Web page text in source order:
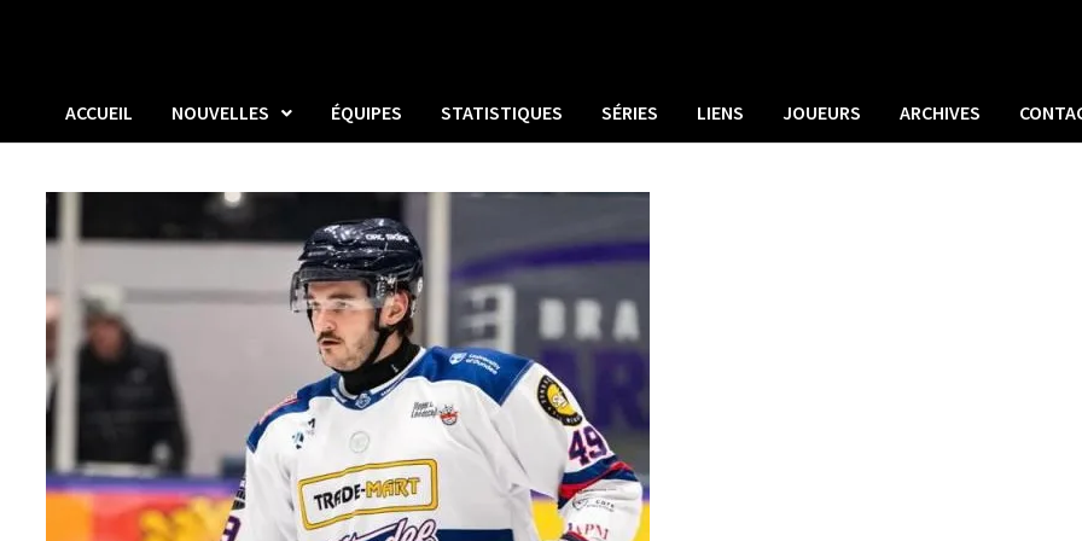
ACCUEIL NOUVELLES ÉQUIPES STATISTIQUES SÉRIES LIENS JOUEURS ARCHIVES